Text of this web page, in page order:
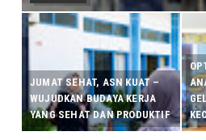
JUMAT SEHAT, ASN KUAT –
WUJUDKAN BUDAYA KERJA
YANG SEHAT DAN PRODUKTIF